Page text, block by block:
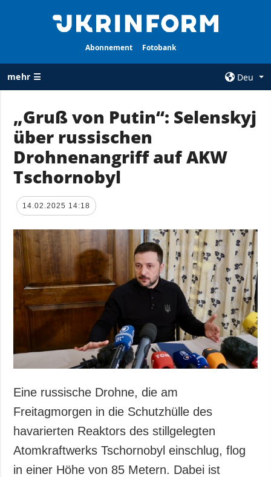
Abonnement Fotobank
mehr ☰
Deu
ALLE
RUBRIKEN
Krieg
Wiederaufbau
der Ukraine
Politik
Wirtschaft
Militär
Gesellschaft und
Kultur
Sport
Kriminalität
Notstand und
Über uns
und zum Schutz
personenbezogener
Daten
ZUSÄTZLICH
Veröffentlichungen
Interview
Fotos
Video
LEISTUNGEN
Abonnement
Fotobank
„Gruß von Putin“: Selenskyj
über russischen
Drohnenangriff auf AKW
Tschornobyl
14.02.2025 14:18
Eine russische Drohne, die am
Freitagmorgen in die Schutzhülle des
havarierten Reaktors des stillgelegten
Atomkraftwerks Tschornobyl einschlug, flog
in einer Höhe von 85 Metern. Dabei ist